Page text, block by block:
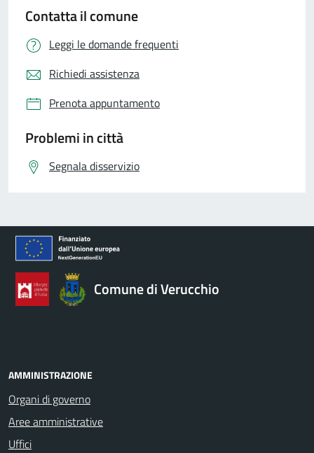
Contatta il comune
Leggi le domande frequenti
Richiedi assistenza
Prenota appuntamento
Problemi in città
Segnala disservizio
Comune di Verucchio
AMMINISTRAZIONE
Organi di governo
Aree amministrative
Uffici